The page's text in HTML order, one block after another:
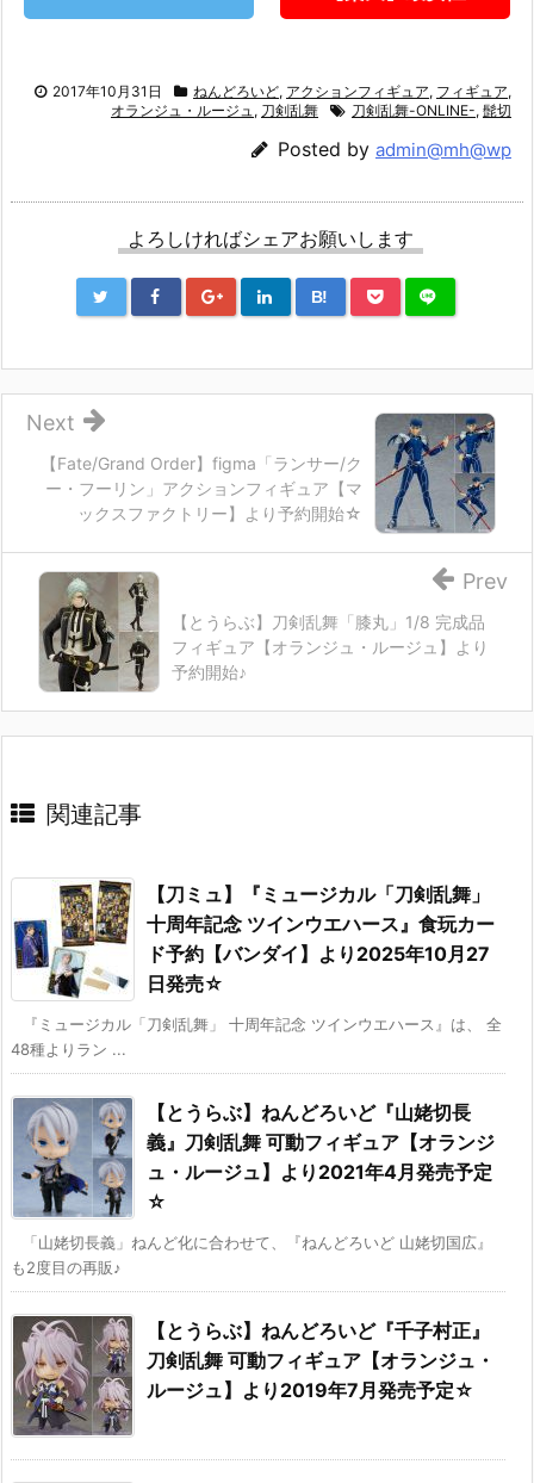
2017年10月31日 ねんどろいど, アクションフィギュア, フィギュア,
オランジュ・ルージュ , 刀剣乱舞 刀剣乱舞-ONLINE-, 髭切
Posted by admin@mh@wp
よろしければシェアお願いします
B!
【Fate/Grand Order】figma「ランサー/ク
ー・フーリン」アクションフィギュア【マ
ックスファクトリー】より予約開始☆
Next
【とうらぶ】刀剣乱舞「膝丸」1/8 完成品
フィギュア【オランジュ・ルージュ】より
予約開始♪
Prev
関連記事
【刀ミュ】『ミュージカル「刀剣乱舞」
十周年記念 ツインウエハース』食玩カー
ド予約【バンダイ】より2025年10月27
日発売☆
『ミュージカル「刀剣乱舞」 十周年記念 ツインウエハース』は、 全
48種よりラン ...
【とうらぶ】ねんどろいど『山姥切長
義』刀剣乱舞 可動フィギュア【オランジ
ュ・ルージュ】より2021年4月発売予定
☆
「山姥切長義」ねんど化に合わせて、『ねんどろいど 山姥切国広』
も2度目の再販♪
【とうらぶ】ねんどろいど『千子村正』
刀剣乱舞 可動フィギュア【オランジュ・
ルージュ】より2019年7月発売予定☆